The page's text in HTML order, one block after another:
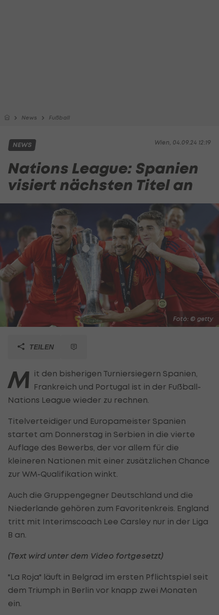
News Fußball
Wien, 04.09.24 12:19
NEWS
Nations League: Spanien
visiert nächsten Titel an
Foto: © getty
TEILEN
M it den bisherigen Turniersiegern Spanien,
Frankreich und Portugal ist in der Fußball-
Nations League wieder zu rechnen.
Titelverteidiger und Europameister Spanien
startet am Donnerstag in Serbien in die vierte
Auflage des Bewerbs, der vor allem für die
kleineren Nationen mit einer zusätzlichen Chance
zur WM-Qualifikation winkt.
Auch die Gruppengegner Deutschland und die
Niederlande gehören zum Favoritenkreis. England
tritt mit Interimscoach Lee Carsley nur in der Liga
B an.
(Text wird unter dem Video fortgesetzt)
"La Roja" läuft in Belgrad im ersten Pflichtspiel seit
dem Triumph in Berlin vor knapp zwei Monaten
ein.